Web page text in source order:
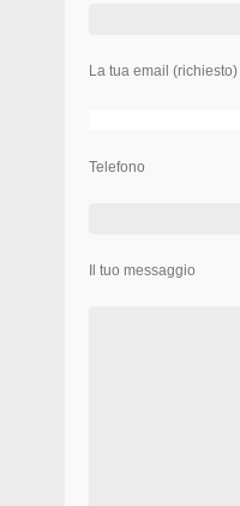
La tua email (richiesto)
Telefono
Il tuo messaggio